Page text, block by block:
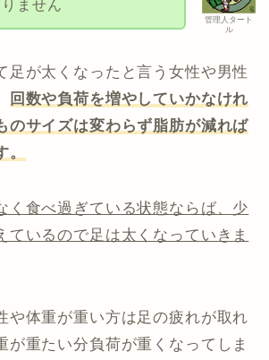
管理人タート
ル
ません
足が太くなったと言う女性や男性
回数や負荷を増やしていかなけれ
のサイズは変わらず脂肪が減れば
く食べ過ぎている状態ならば、少
ているので足は太くなっていきま
や体重が重い方は足の疲れが取れ
が重たい分負荷が重くなってしま